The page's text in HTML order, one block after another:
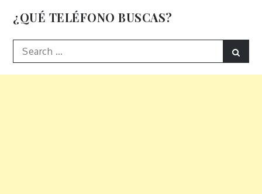
entradas
¿QUÉ TELÉFONO BUSCAS?
Search
for: